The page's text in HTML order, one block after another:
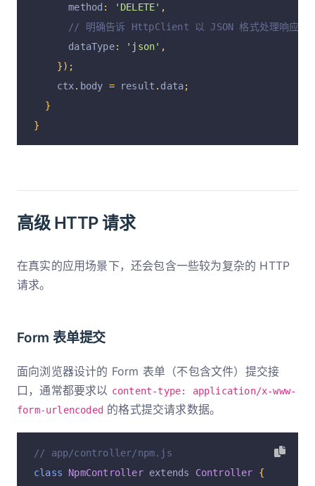
      method
: 'DELETE' ,
// 明确告诉 HttpClient 以 JSON 格式处理响应
      dataType
: 'json' ,
});
    ctx
. body = result . data;
}
}
高级 HTTP 请求
在真实的应用场景下，还会包含一些较为复杂的 HTTP
请求。
Form 表单提交
面向浏览器设计的 Form 表单（不包含文件）提交接
口，通常都要求以 content-type: application/x-www-
form-urlencoded 的格式提交请求数据。
// app/controller/npm.js
class
NpmController extends Controller
{